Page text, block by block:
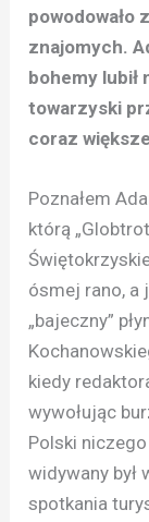
powodowało
znajomych.
bohemy lubił
towarzyski
coraz
Poznałem
którą
ósmej rano, a
„bajeczny”
kiedy
wywołując
Polski
widywany był
spotkania